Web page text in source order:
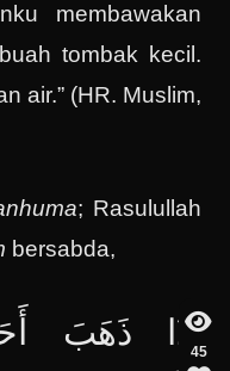
membawakan
tombak kecil.
air.” (HR. Muslim,
ma; Rasulullah
bersabda,
إِذَا ذَهَبَ
45